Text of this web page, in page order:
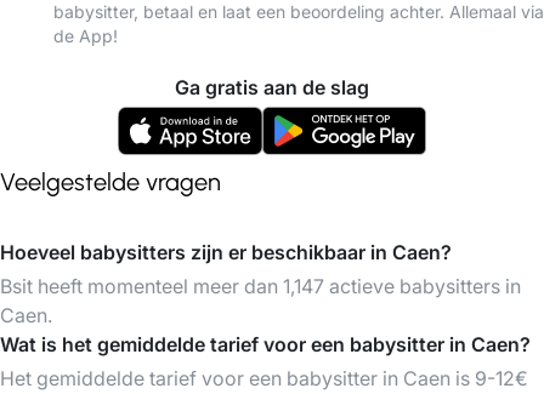
babysitter, betaal en laat een beoordeling achter. Allemaal via
de App!
Ga gratis aan de slag
Veelgestelde vragen
Hoeveel babysitters zijn er beschikbaar in Caen?
Bsit heeft momenteel meer dan 1,147 actieve babysitters in
Caen.
Wat is het gemiddelde tarief voor een babysitter in Caen?
Het gemiddelde tarief voor een babysitter in Caen is 9-12€